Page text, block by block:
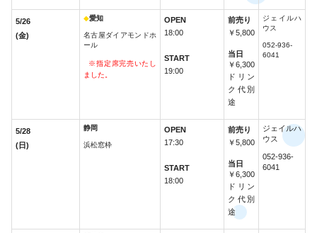
5/26
(金)
◆愛知
名古屋ダイアモンドホ
ール
※指定席完売いたし
ました。
OPEN
18:00
START
19:00
前売り
￥5,800
当日
￥6,300
ドリン
ク代別
途
ジェイルハ
ウス
052-936-
6041
5/28
(日)
静岡
浜松窓枠
OPEN
17:30
START
18:00
前売り
￥5,800
当日
￥6,300
ドリン
ク代別
途
ジェイルハ
ウス
052-936-
6041